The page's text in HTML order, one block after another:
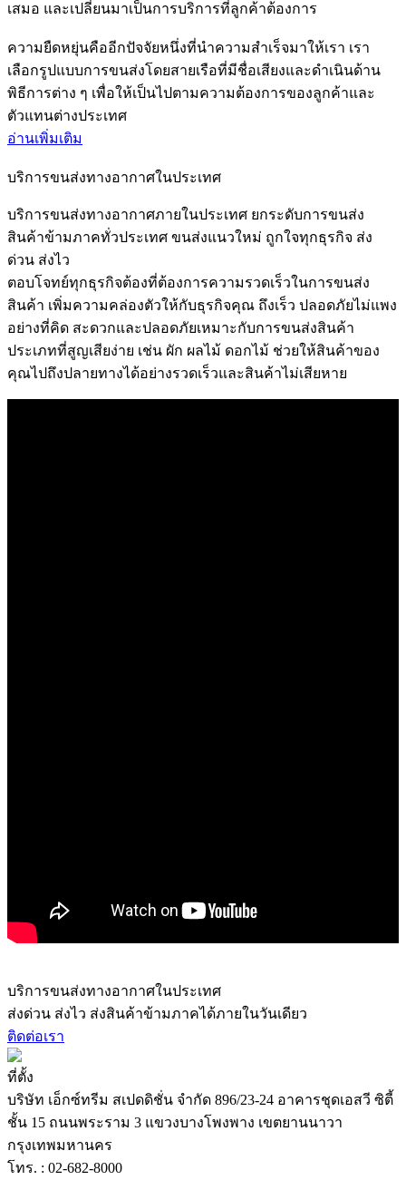
เสมอ และเปลี่ยนมาเป็นการบริการที่ลูกค้าต้องการ
ความยืดหยุ่นคืออีกปัจจัยหนึ่งที่นำความสำเร็จมาให้เรา เรา
เลือกรูปแบบการขนส่งโดยสายเรือที่มีชื่อเสียงและดำเนินด้าน
พิธีการต่าง ๆ เพื่อให้เป็นไปตามความต้องการของลูกค้าและ
ตัวแทนต่างประเทศ
อ่านเพิ่มเติม
บริการขนส่งทางอากาศในประเทศ
บริการขนส่งทางอากาศภายในประเทศ ยกระดับการขนส่ง
สินค้าข้ามภาคทั่วประเทศ ขนส่งแนวใหม่ ถูกใจทุกธุรกิจ ส่ง
ด่วน ส่งไว
ตอบโจทย์ทุกธุรกิจต้องที่ต้องการความรวดเร็วในการขนส่ง
สินค้า เพิ่มความคล่องตัวให้กับธุรกิจคุณ ถึงเร็ว ปลอดภัยไม่แพง
อย่างที่คิด สะดวกและปลอดภัยเหมาะกับการขนส่งสินค้า
ประเภทที่สูญเสียง่าย เช่น ผัก ผลไม้ ดอกไม้ ช่วยให้สินค้าของ
คุณไปถึงปลายทางได้อย่างรวดเร็วและสินค้าไม่เสียหาย
บริการขนส่งทางอากาศในประเทศ
ส่งด่วน ส่งไว ส่งสินค้าข้ามภาคได้ภายในวันเดียว
ติดต่อเรา
ที่ตั้ง
บริษัท เอ็กซ์ทรีม สเปดดิชั่น จำกัด 896/23-24 อาคารชุดเอสวี ซิตี้
ชั้น 15 ถนนพระราม 3 แขวงบางโพงพาง เขตยานนาวา
กรุงเทพมหานคร
โทร. : 02-682-8000